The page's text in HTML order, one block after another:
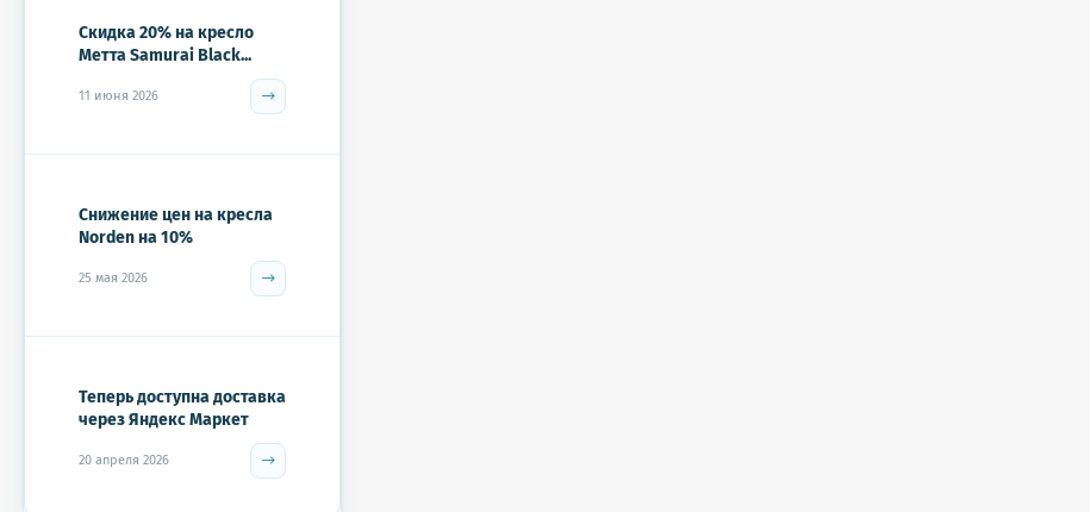
Скидка 20% на кресло
Метта Samurai Black...
11 июня 2026
Снижение цен на кресла
Norden на 10%
25 мая 2026
Теперь доступна доставка
через Яндекс Маркет
20 апреля 2026